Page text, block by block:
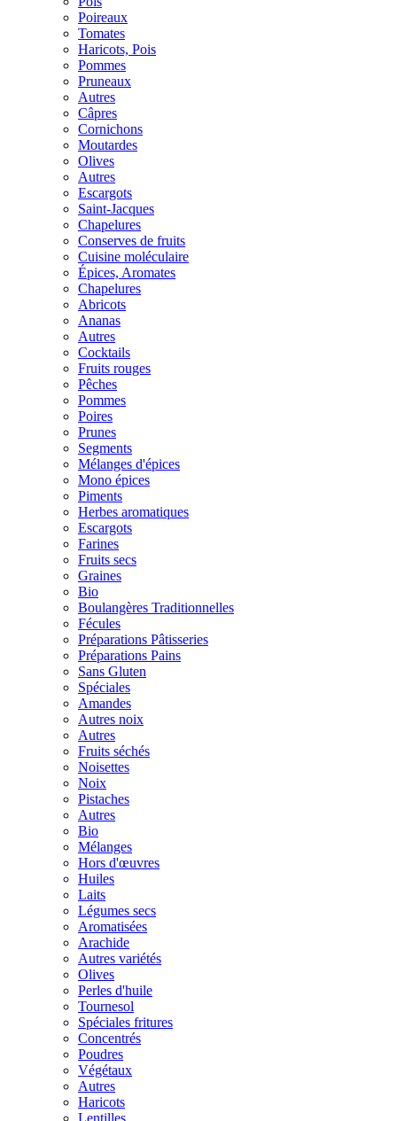
Poireaux
Tomates
Haricots, Pois
Pommes
Pruneaux
Autres
Câpres
Cornichons
Moutardes
Olives
Autres
Escargots
Saint-Jacques
Chapelures
Conserves de fruits
Cuisine moléculaire
Épices, Aromates
Chapelures
Abricots
Ananas
Autres
Cocktails
Fruits rouges
Pêches
Pommes
Poires
Prunes
Segments
Mélanges d'épices
Mono épices
Piments
Herbes aromatiques
Escargots
Farines
Fruits secs
Graines
Bio
Boulangères Traditionnelles
Fécules
Préparations Pâtisseries
Préparations Pains
Sans Gluten
Spéciales
Amandes
Autres noix
Autres
Fruits séchés
Noisettes
Noix
Pistaches
Autres
Bio
Mélanges
Hors d'œuvres
Huiles
Laits
Légumes secs
Aromatisées
Arachide
Autres variétés
Olives
Perles d'huile
Tournesol
Spéciales fritures
Concentrés
Poudres
Végétaux
Autres
Haricots
Lentilles